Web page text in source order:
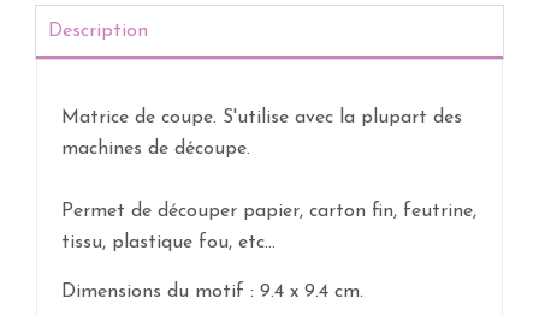
Description
Matrice de coupe. S'utilise avec la plupart des
machines de découpe.
Permet de découper papier, carton fin, feutrine,
tissu, plastique fou, etc...
Dimensions du motif : 9.4 x 9.4 cm.